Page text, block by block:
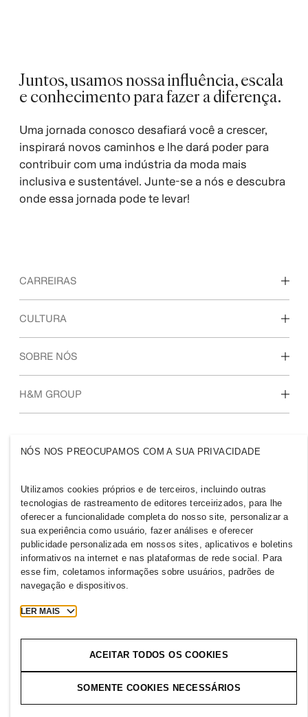
Juntos, usamos nossa influência, escala
e conhecimento para fazer a diferença.
Uma jornada conosco desafiará você a crescer,
inspirará novos caminhos e lhe dará poder para
contribuir com uma indústria da moda mais
inclusiva e sustentável. Junte-se a nós e descubra
onde essa jornada pode te levar!
CARREIRAS
Descubra nossas áreas de trabalho
CULTURA
Nossa cultura e benefícios
SOBRE NÓS
Quem somos
H&M GROUP
BRAZIL
Imprensa Políticas e Privacidade
Cookies Cookie Settings
H&M.com
2026 H & M Hennes and Mauritz AB.
Suajornadacomeçaaqui!
NÓS NOS PREOCUPAMOS COM A SUA PRIVACIDADE
Utilizamos cookies próprios e de terceiros, incluindo outras
tecnologias de rastreamento de editores terceirizados, para lhe
oferecer a funcionalidade completa do nosso site, personalizar a
sua experiência como usuário, fazer análises e oferecer
publicidade personalizada em nossos sites, aplicativos e boletins
informativos na internet e nas plataformas de rede social. Para
esse fim, coletamos informações sobre usuários, padrões de
navegação e dispositivos.
LER MAIS
ACEITAR TODOS OS COOKIES
SOMENTE COOKIES NECESSÁRIOS